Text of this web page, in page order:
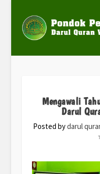
Mengawali
Darul
Posted bydarul